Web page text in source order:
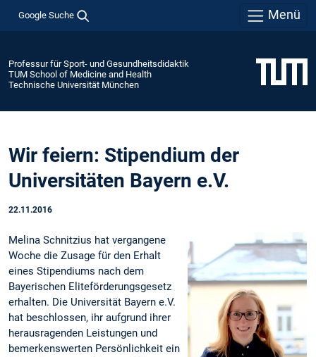
Google Suche Menü
Professur für Sport- und Gesundheitsdidaktik
TUM School of Medicine and Health
Technische Universität München
Wir feiern: Stipendium der
Universitäten Bayern e.V.
22.11.2016
Melina Schnitzius hat vergangene
Woche die Zusage für den Erhalt
eines Stipendiums nach dem
Bayerischen Eliteförderungsgesetz
erhalten. Die Universität Bayern e.V.
hat beschlossen, ihr aufgrund ihrer
herausragenden Leistungen und
bemerkenswerten Persönlichkeit ein